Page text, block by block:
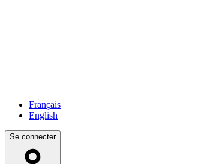
Français
English
Se connecter